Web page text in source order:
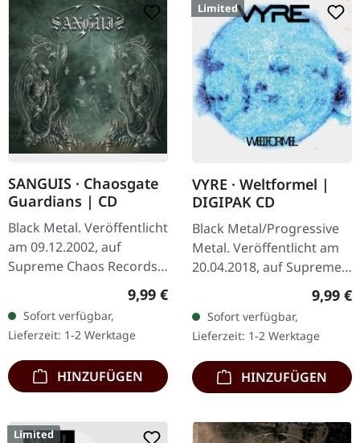
SANGUIS · Chaosgate
Guardians | CD
Black Metal. Veröffentlicht
am 09.12.2002, auf
Supreme Chaos Records.
CD im Jewelcase mit 12-
seitigem Booklet. Wenn
österreichischer Black
Metal den…
Regulärer Preis:
9,99 €
Sofort verfügbar,
Lieferzeit: 1-2 Werktage
HINZUFÜGEN
Limited
VYRE · Weltformel |
DIGIPAK CD
Black Metal/Progressive
Metal. Veröffentlicht am
20.04.2018, auf Supreme
Chaos Records. Limitierte
Erstauflage als CD im
DigiPak. Schnall Dich an,…
9,99 €
Sofort verfügbar,
Lieferzeit: 1-2 Werktage
HINZUFÜGEN
Limited